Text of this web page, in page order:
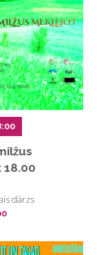
un Lietuvas
darbojas
dārzs